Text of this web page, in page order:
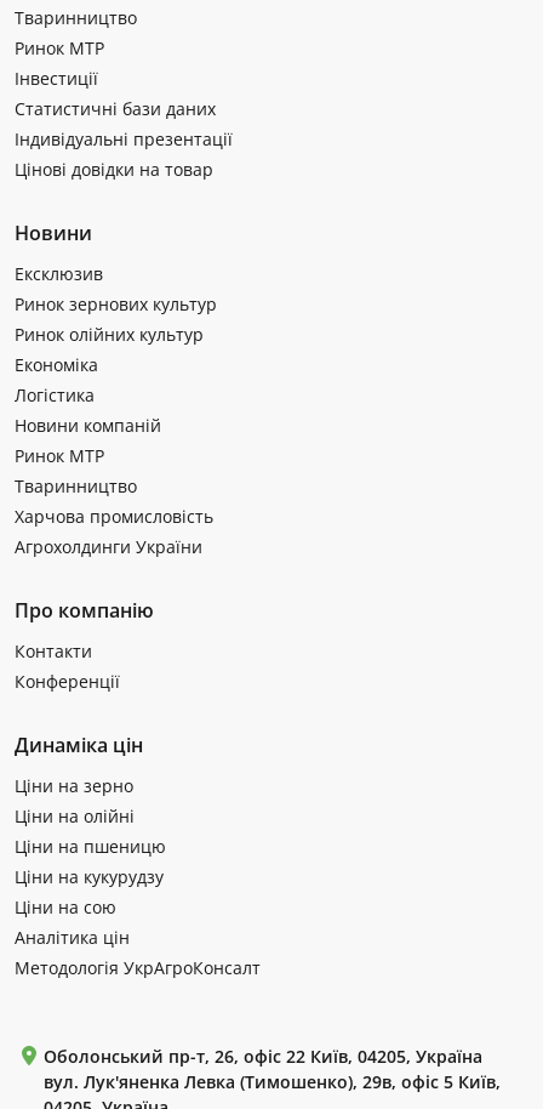
Тваринництво
Ринок МТР
Інвестиції
Статистичні бази даних
Індивідуальні презентації
Цінові довідки на товар
Новини
Ексклюзив
Ринок зернових культур
Ринок олійних культур
Економіка
Логістика
Новини компаній
Ринок МТР
Тваринництво
Харчова промисловість
Агрохолдинги України
Про компанію
Контакти
Конференції
Динаміка цін
Ціни на зерно
Ціни на олійні
Ціни на пшеницю
Ціни на кукурудзу
Ціни на сою
Аналітика цін
Методологія УкрАгроКонсалт
Оболонський пр-т, 26, офіс 22 Київ, 04205, Україна
вул. Лук'яненка Левка (Тимошенко), 29в, офіс 5 Київ,